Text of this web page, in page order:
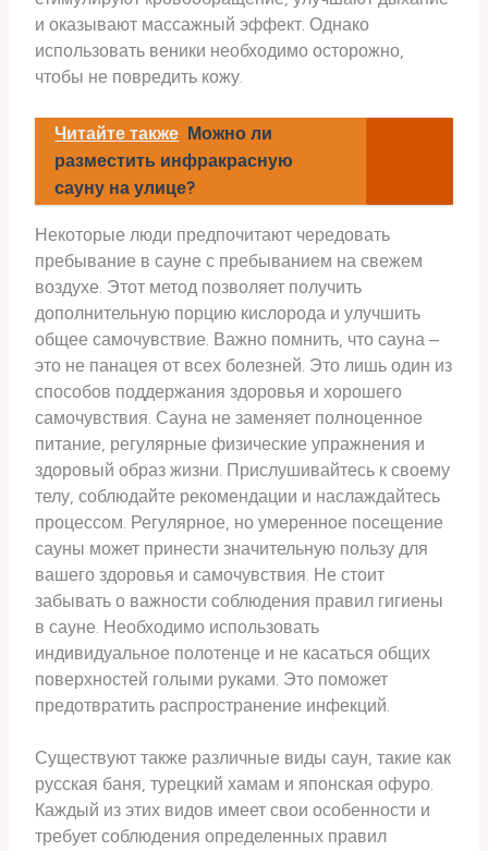
и оказывают массажный эффект. Однако
использовать веники необходимо осторожно,
чтобы не повредить кожу.
Читайте также Можно ли
разместить инфракрасную
сауну на улице?
Некоторые люди предпочитают чередовать
пребывание в сауне с пребыванием на свежем
воздухе. Этот метод позволяет получить
дополнительную порцию кислорода и улучшить
общее самочувствие. Важно помнить, что сауна –
это не панацея от всех болезней. Это лишь один из
способов поддержания здоровья и хорошего
самочувствия. Сауна не заменяет полноценное
питание, регулярные физические упражнения и
здоровый образ жизни. Прислушивайтесь к своему
телу, соблюдайте рекомендации и наслаждайтесь
процессом. Регулярное, но умеренное посещение
сауны может принести значительную пользу для
вашего здоровья и самочувствия. Не стоит
забывать о важности соблюдения правил гигиены
в сауне. Необходимо использовать
индивидуальное полотенце и не касаться общих
поверхностей голыми руками. Это поможет
предотвратить распространение инфекций.
Существуют также различные виды саун, такие как
русская баня, турецкий хамам и японская офуро.
Каждый из этих видов имеет свои особенности и
требует соблюдения определенных правил